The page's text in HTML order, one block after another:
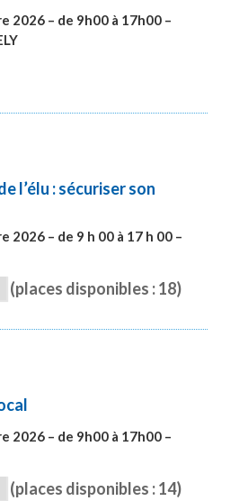
2026 – de 9h00 à 17h00 –
l’élu : sécuriser son
2026 – de 9 h 00 à 17 h 00 –
(places disponibles : 18)
2026 – de 9h00 à 17h00 –
(places disponibles : 14)